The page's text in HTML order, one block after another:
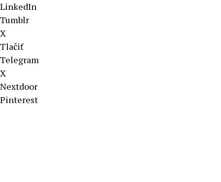
LinkedIn
Tumblr
X
Tlačiť
Telegram
X
Nextdoor
Pinterest